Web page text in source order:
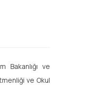
Bakanlığı ve
ve Okul